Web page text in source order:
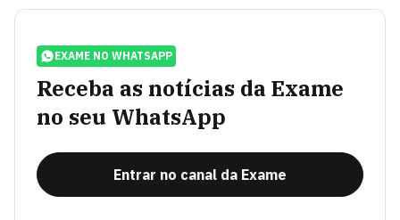
EXAME NO WHATSAPP
Receba as notícias da Exame
no seu WhatsApp
Entrar no canal da Exame